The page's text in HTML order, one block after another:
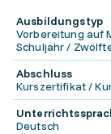
Ausbildungstyp
Vorbereitung auf
Schuljahr /
Abschluss
Kurszertifikat /
Deutsch